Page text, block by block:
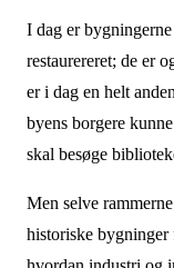
I dag er
restaurereret; de er
er i dag en helt
byens borgere
skal besøge
Men selve
historiske